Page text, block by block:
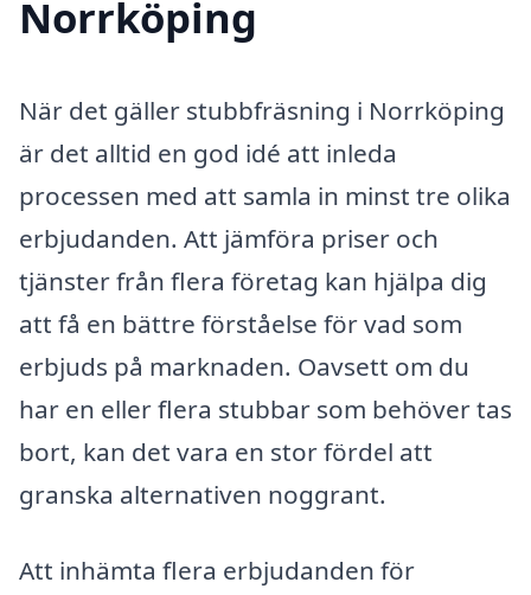
Norrköping
När det gäller stubbfräsning i Norrköping
är det alltid en god idé att inleda
processen med att samla in minst tre olika
erbjudanden. Att jämföra priser och
tjänster från flera företag kan hjälpa dig
att få en bättre förståelse för vad som
erbjuds på marknaden. Oavsett om du
har en eller flera stubbar som behöver tas
bort, kan det vara en stor fördel att
granska alternativen noggrant.
Att inhämta flera erbjudanden för